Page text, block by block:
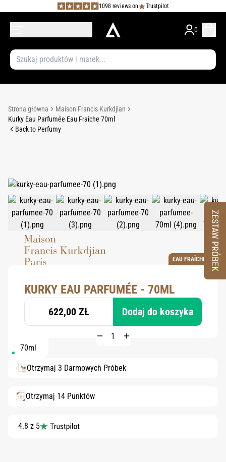
1098 reviews on Trustpilot
0
Strona główna
Maison Francis Kurkdjian
Kurky Eau Parfumée Eau Fraîche 70ml
Back to Perfumy
EAU FRAÎCHE
KURKY EAU PARFUMÉE - 70ML
622,00 ZŁ Dodaj do koszyka
70ml
Otrzymaj 3 Darmowych Próbek
Otrzymaj 14 Punktów
4.8 z 5
ZESTAW PRÓBEK